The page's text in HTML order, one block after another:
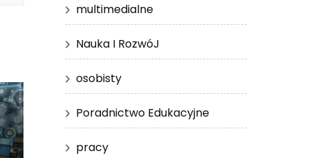
multimedialne
Nauka I RozwóJ
osobisty
Poradnictwo Edukacyjne
pracy